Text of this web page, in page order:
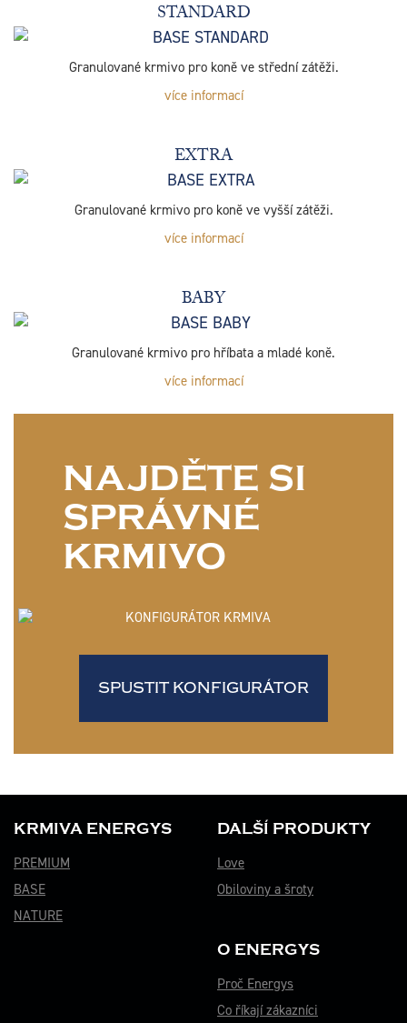
STANDARD
Granulované krmivo pro koně ve střední zátěži.
více informací
EXTRA
Granulované krmivo pro koně ve vyšší zátěži.
více informací
BABY
Granulované krmivo pro hříbata a mladé koně.
více informací
NAJDĚTE SI
SPRÁVNÉ
KRMIVO
SPUSTIT KONFIGURÁTOR
KRMIVA ENERGYS
PREMIUM
BASE
NATURE
DALŠÍ PRODUKTY
Love
Obiloviny a šroty
O ENERGYS
Proč Energys
Co říkají zákazníci